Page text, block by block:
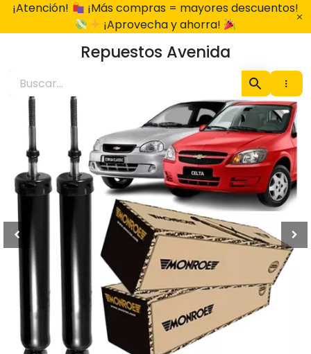
¡Atención!
¡Más compras = mayores descuentos!
¡Aprovecha y ahorra!
Repuestos Avenida